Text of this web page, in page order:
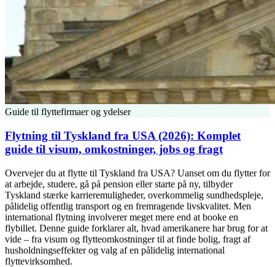
Guide til flyttefirmaer og ydelser
Flytning til Tyskland fra USA (2026): Komplet
guide til visum, omkostninger, jobs og fragt
Overvejer du at flytte til Tyskland fra USA? Uanset om du flytter for
at arbejde, studere, gå på pension eller starte på ny, tilbyder
Tyskland stærke karrieremuligheder, overkommelig sundhedspleje,
pålidelig offentlig transport og en fremragende livskvalitet. Men
international flytning involverer meget mere end at booke en
flybillet. Denne guide forklarer alt, hvad amerikanere har brug for at
vide – fra visum og flytteomkostninger til at finde bolig, fragt af
husholdningseffekter og valg af en pålidelig international
flyttevirksomhed.